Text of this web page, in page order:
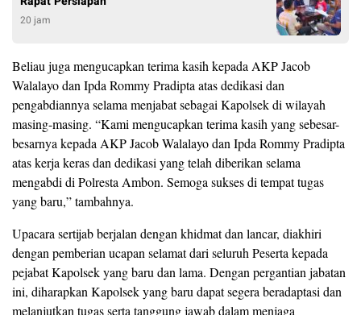
20 jam
Beliau juga mengucapkan terima kasih kepada AKP Jacob
Walalayo dan Ipda Rommy Pradipta atas dedikasi dan
pengabdiannya selama menjabat sebagai Kapolsek di wilayah
masing-masing. “Kami mengucapkan terima kasih yang sebesar-
besarnya kepada AKP Jacob Walalayo dan Ipda Rommy Pradipta
atas kerja keras dan dedikasi yang telah diberikan selama
mengabdi di Polresta Ambon. Semoga sukses di tempat tugas
yang baru,” tambahnya.
Upacara sertijab berjalan dengan khidmat dan lancar, diakhiri
dengan pemberian ucapan selamat dari seluruh Peserta kepada
pejabat Kapolsek yang baru dan lama. Dengan pergantian jabatan
ini, diharapkan Kapolsek yang baru dapat segera beradaptasi dan
melanjutkan tugas serta tanggung jawab dalam menjaga